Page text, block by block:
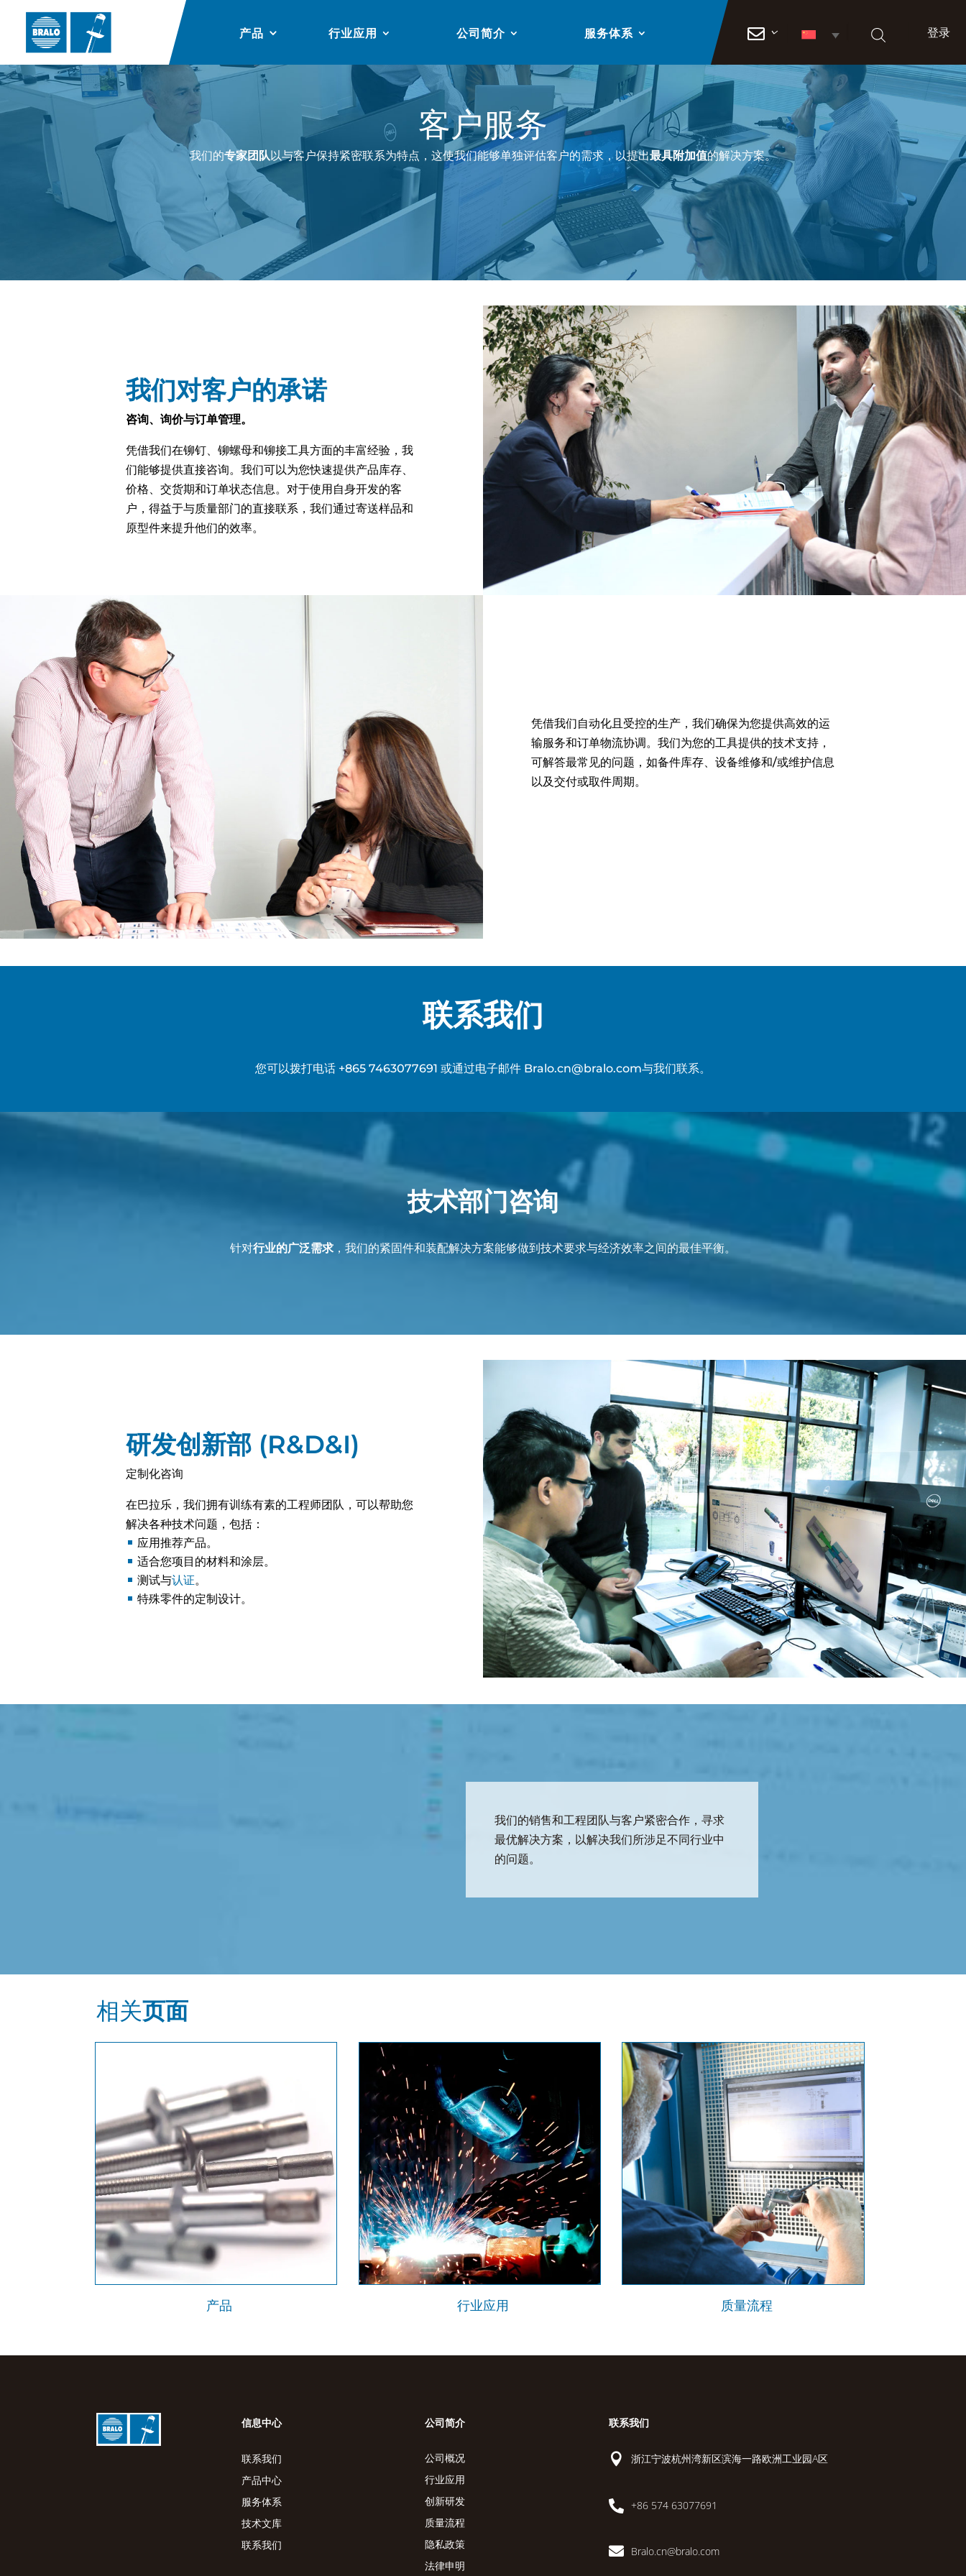
产品 行业应用 公司简介 服务体系  登录
客户服务
我们的专家团队以与客户保持紧密联系为特点，这使我们能够单独评估客户的需求，以提出最具附加值的解决方案。
我们对客户的承诺
咨询、询价与订单管理。
凭借我们在铆钉、铆螺母和铆接工具方面的丰富经验，我
们能够提供直接咨询。我们可以为您快速提供产品库存、
价格、交货期和订单状态信息。对于使用自身开发的客
户，得益于与质量部门的直接联系，我们通过寄送样品和
原型件来提升他们的效率。
凭借我们自动化且受控的生产，我们确保为您提供高效的运
输服务和订单物流协调。我们为您的工具提供的技术支持，
可解答最常见的问题，如备件库存、设备维修和/或维护信息
以及交付或取件周期。
联系我们
您可以拨打电话 +865 7463077691 或通过电子邮件 Bralo.cn@bralo.com与我们联系。
技术部门咨询
针对行业的广泛需求 ，我们的紧固件和装配解决方案能够做到技术要求与经济效率之间的最佳平衡。
研发创新部 (R&D&I)
定制化咨询
在巴拉乐，我们拥有训练有素的工程师团队，可以帮助您
解决各种技术问题，包括：
应用推荐产品。
适合您项目的材料和涂层。
测试与认证。
特殊零件的定制设计。
我们的销售和工程团队与客户紧密合作，寻求
最优解决方案，以解决我们所涉足不同行业中
的问题。
相关页面
产品 行业应用 质量流程
信息中心
联系我们
产品中心
服务体系
技术文库
联系我们
公司简介
公司概况
行业应用
创新研发
质量流程
隐私政策
法律申明
联系我们
 浙江宁波杭州湾新区滨海一路欧洲工业园A区
 +86 574 63077691
 Bralo.cn@bralo.com